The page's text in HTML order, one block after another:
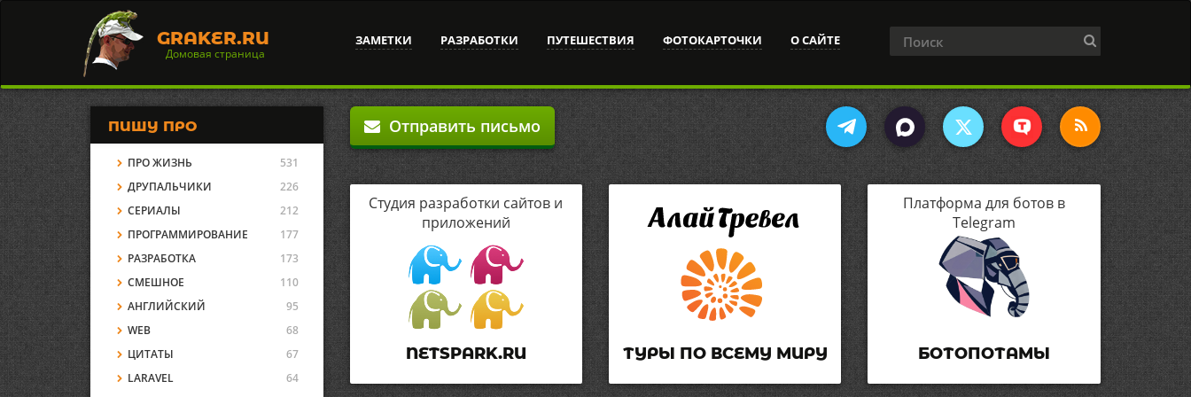
GRAKER.RU
Домовая страница
ЗАМЕТКИ РАЗРАБОТКИ ПУТЕШЕСТВИЯ ФОТОКАРТОЧКИ О САЙТЕ
Отправить письмо
Студия разработки сайтов и
приложений
NETSPARK.RU ТУРЫ ПО ВСЕМУ МИРУ
Платформа для ботов в
Telegram
БОТОПОТАМЫ
ПИШУ ПРО
ПРО ЖИЗНЬ
531
ДРУПАЛЬЧИКИ
226
СЕРИАЛЫ
212
ПРОГРАММИРОВАНИЕ
177
РАЗРАБОТКА
173
СМЕШНОЕ
110
АНГЛИЙСКИЙ
95
WEB
68
ЦИТАТЫ
67
LARAVEL
64